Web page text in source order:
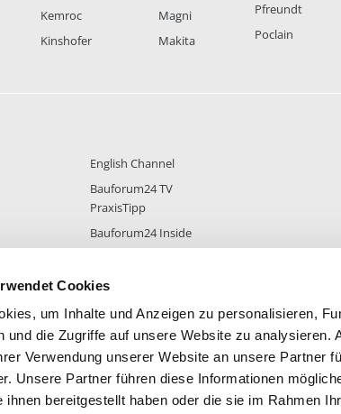
Cookies
um Inhalte und Anzeigen zu personalisieren,
und die Zugriffe auf unsere Website zu analysieren.
Verwendung unserer Website an unsere Partner
Unsere Partner führen diese Informationen
ihnen bereitgestellt haben oder die sie im Rahmen
Kemroc
Kinshofer
Magni
Makita
Pfreundt
Poclain
English Channel
Bauforum24 TV
PraxisTipp
Bauforum24 Inside
38.433 FOREN